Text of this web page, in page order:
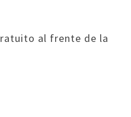
al frente de la